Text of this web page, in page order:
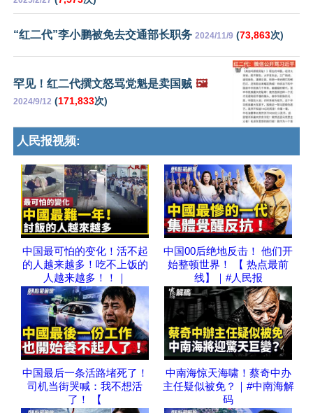
“红二代”李小鹏被免去交通部长职务 2024/11/9 (73,863次)
罕见！红二代撰文怒骂党魁是卖国贼 🖼️
2024/9/12 (171,833次)
人民报视频:
中国最可怕的变化！活不起
的人越来越多！吃不上饭的
人越来越多！！｜
中国00后绝地反击！ 他们开
始整顿世界！ 【 热点最前
线】｜#人民报
中国最后一条活路堵死了！
司机当街哭喊：我不想活
了！ 【
中南海惊天海啸！蔡奇中办
主任疑似被免？｜#中南海解
码